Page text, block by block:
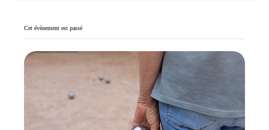
Cet évènement est passé